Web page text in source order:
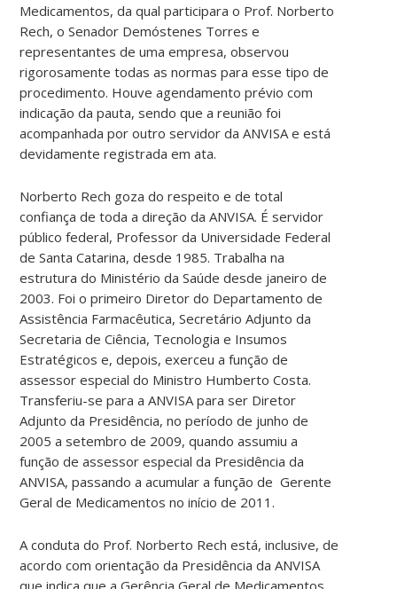
Medicamentos, da qual participara o Prof. Norberto
Rech, o Senador Demóstenes Torres e
representantes de uma empresa, observou
rigorosamente todas as normas para esse tipo de
procedimento. Houve agendamento prévio com
indicação da pauta, sendo que a reunião foi
acompanhada por outro servidor da ANVISA e está
devidamente registrada em ata.
Norberto Rech goza do respeito e de total
confiança de toda a direção da ANVISA. É servidor
público federal, Professor da Universidade Federal
de Santa Catarina, desde 1985. Trabalha na
estrutura do Ministério da Saúde desde janeiro de
2003. Foi o primeiro Diretor do Departamento de
Assistência Farmacêutica, Secretário Adjunto da
Secretaria de Ciência, Tecnologia e Insumos
Estratégicos e, depois, exerceu a função de
assessor especial do Ministro Humberto Costa.
Transferiu-se para a ANVISA para ser Diretor
Adjunto da Presidência, no período de junho de
2005 a setembro de 2009, quando assumiu a
função de assessor especial da Presidência da
ANVISA, passando a acumular a função de Gerente
Geral de Medicamentos no início de 2011.
A conduta do Prof. Norberto Rech está, inclusive, de
acordo com orientação da Presidência da ANVISA
que indica que a Gerência Geral de Medicamentos